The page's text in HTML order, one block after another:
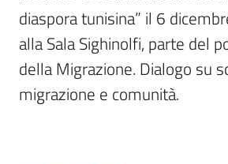
Vivere
Nonantola
Menu selezionato
diaspora tunisina” il 6
alla Sala Sighinolfi, parte del
della Migrazione. Dialogo su
migrazione e comunità.